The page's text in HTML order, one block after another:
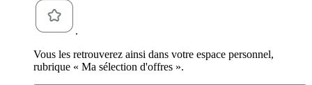
.
Vous les retrouverez ainsi dans votre espace personnel,
rubrique « Ma sélection d'offres ».